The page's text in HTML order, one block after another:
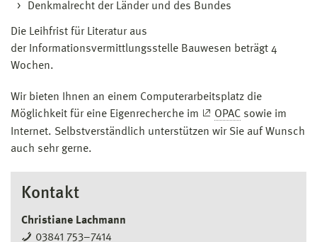
Denkmalrecht der Länder und des Bundes
Die Leihfrist für Literatur aus
der Informationsvermittlungsstelle Bauwesen beträgt 4
Wochen.
Wir bieten Ihnen an einem Computerarbeitsplatz die
Möglichkeit für eine Eigenrecherche im
OPAC sowie im
Internet. Selbstverständlich unterstützen wir Sie auf Wunsch
auch sehr gerne.
Kontakt
Christiane Lachmann
03841 753–7414